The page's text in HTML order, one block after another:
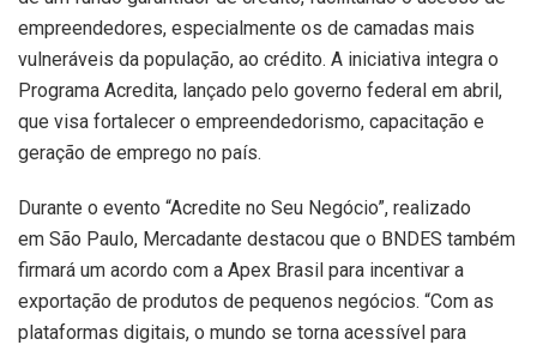
empreendedores, especialmente os de camadas mais
vulneráveis da população, ao crédito. A iniciativa integra o
Programa Acredita, lançado pelo governo federal em abril,
que visa fortalecer o empreendedorismo, capacitação e
geração de emprego no país.
Durante o evento “Acredite no Seu Negócio”, realizado
em São Paulo, Mercadante destacou que o BNDES também
firmará um acordo com a Apex Brasil para incentivar a
exportação de produtos de pequenos negócios. “Com as
plataformas digitais, o mundo se torna acessível para